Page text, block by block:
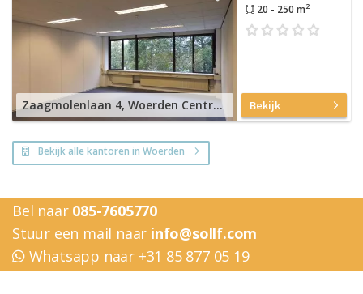
Zaagmolenlaan 4, Woerden Centrum
20 - 250 m2
Bekijk
Bekijk alle kantoren in Woerden
Bel naar 085-7605770
Stuur een mail naar info@sollf.com
Whatsapp naar +31 85 877 05 19